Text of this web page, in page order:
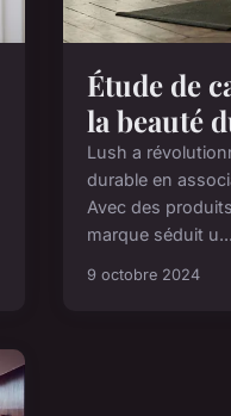
Étude de
la beauté
Lush a
durable en
Avec des
marque séduit u...
9 octobre 2024